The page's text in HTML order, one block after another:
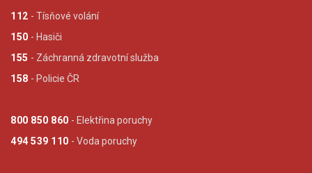
112 - Tísňové volání
150 - Hasiči
155 - Záchranná zdravotní služba
158 - Policie ČR
800 850 860 - Elektřina poruchy
494 539 110 - Voda poruchy